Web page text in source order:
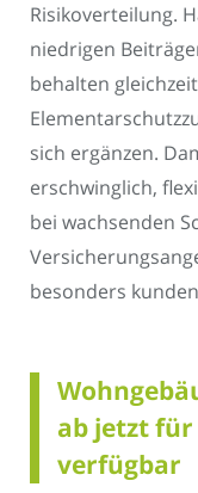
Risikoverteilung.
niedrigen
behalten
sich ergänzen.
erschwinglich,
bei wachsenden
besonders
ab jetzt für
verfügbar